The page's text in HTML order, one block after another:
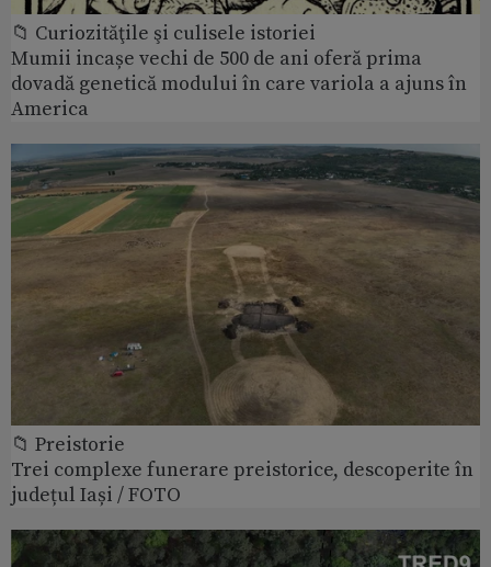
📁 Curiozităţile şi culisele istoriei
Mumii incașe vechi de 500 de ani oferă prima
dovadă genetică modului în care variola a ajuns în
America
📁 Preistorie
Trei complexe funerare preistorice, descoperite în
județul Iași / FOTO